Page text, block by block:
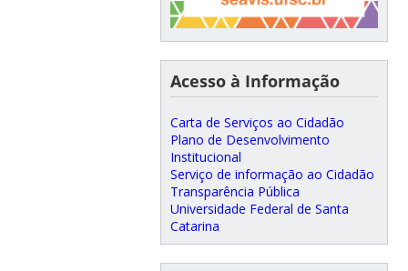
Acesso à Informação
Carta de Serviços ao Cidadão
Plano de Desenvolvimento
Institucional
Serviço de informação ao Cidadão
Transparência Pública
Universidade Federal de Santa
Catarina